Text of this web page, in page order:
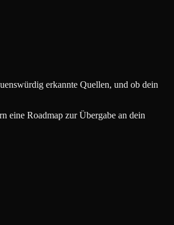
erkannte Quellen, und ob dein
eine Roadmap zur Übergabe an dein